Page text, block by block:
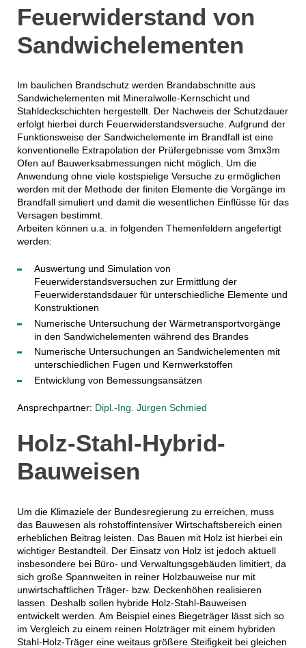
Feuerwiderstand von
Sandwichelementen
Im baulichen Brandschutz werden Brandabschnitte aus
Sandwichelementen mit Mineralwolle-Kernschicht und
Stahldeckschichten hergestellt. Der Nachweis der Schutzdauer
erfolgt hierbei durch Feuerwiderstandsversuche. Aufgrund der
Funktionsweise der Sandwichelemente im Brandfall ist eine
konventionelle Extrapolation der Prüfergebnisse vom 3mx3m
Ofen auf Bauwerksabmessungen nicht möglich. Um die
Anwendung ohne viele kostspielige Versuche zu ermöglichen
werden mit der Methode der finiten Elemente die Vorgänge im
Brandfall simuliert und damit die wesentlichen Einflüsse für das
Versagen bestimmt.
Arbeiten können u.a. in folgenden Themenfeldern angefertigt
werden:
Auswertung und Simulation von
Feuerwiderstandsversuchen zur Ermittlung der
Feuerwiderstandsdauer für unterschiedliche Elemente und
Konstruktionen
Numerische Untersuchung der Wärmetransportvorgänge
in den Sandwichelementen während des Brandes
Numerische Untersuchungen an Sandwichelementen mit
unterschiedlichen Fugen und Kernwerkstoffen
Entwicklung von Bemessungsansätzen
Ansprechpartner: Dipl.-Ing. Jürgen Schmied
Holz-Stahl-Hybrid-
Bauweisen
Um die Klimaziele der Bundesregierung zu erreichen, muss
das Bauwesen als rohstoffintensiver Wirtschaftsbereich einen
erheblichen Beitrag leisten. Das Bauen mit Holz ist hierbei ein
wichtiger Bestandteil. Der Einsatz von Holz ist jedoch aktuell
insbesondere bei Büro- und Verwaltungsgebäuden limitiert, da
sich große Spannweiten in reiner Holzbauweise nur mit
unwirtschaftlichen Träger- bzw. Deckenhöhen realisieren
lassen. Deshalb sollen hybride Holz-Stahl-Bauweisen
entwickelt werden. Am Beispiel eines Biegeträger lässt sich so
im Vergleich zu einem reinen Holzträger mit einem hybriden
Stahl-Holz-Träger eine weitaus größere Steifigkeit bei gleichen